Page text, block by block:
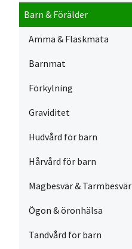
Barn & Förälder
Amma & Flaskmata
Barnmat
Förkylning
Graviditet
Hudvård för barn
Hårvård för barn
Magbesvär & Tarmbesvär
Ögon & öronhälsa
Tandvård för barn